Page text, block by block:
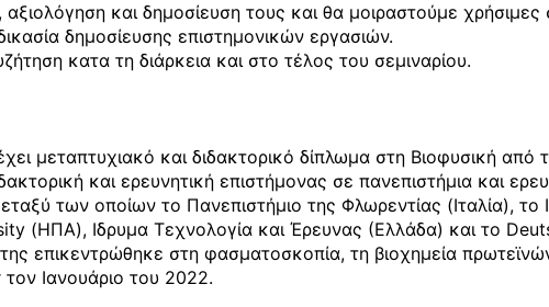
και δημοσίευση τους και θα μοιραστούμε χρήσιμες
δημοσίευσης επιστημονικών εργασιών.
κατα τη διάρκεια και στο τέλος του σεμιναρίου.
μεταπτυχιακό και διδακτορικό δίπλωμα στη Βιοφυσική από
και ερευνητική επιστήμονας σε πανεπιστήμια και
των οποίων το Πανεπιστήμιο της Φλωρεντίας (Ιταλία), το
(ΗΠΑ), Ιδρυμα Τεχνολογία και Έρευνας (Ελλάδα) και το
επικεντρώθηκε στη φασματοσκοπία, τη βιοχημεία
Ιανουάριο του 2022.